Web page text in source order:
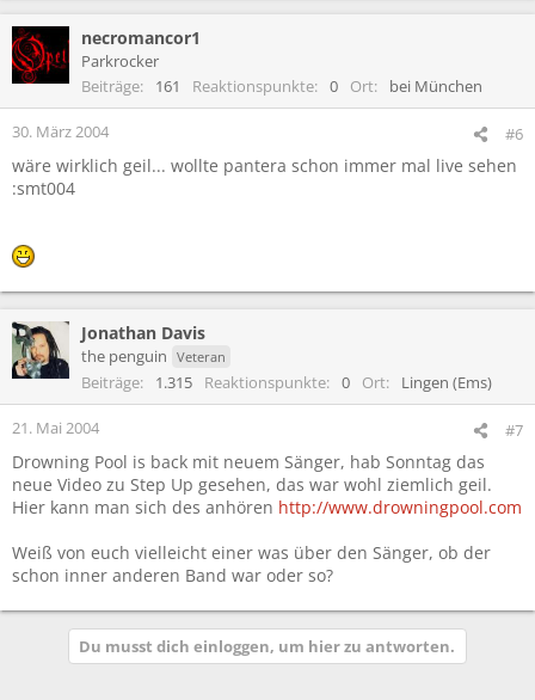
necromancor1
Parkrocker
Beiträge
161 Reaktionspunkte 0 Ort bei München
30. März 2004 #6
wäre wirklich geil... wollte pantera schon immer mal live sehen
:smt004
Jonathan Davis
the penguin Veteran
Beiträge 1.315 Reaktionspunkte 0 Ort Lingen (Ems)
21. Mai 2004 #7
Drowning Pool is back mit neuem Sänger, hab Sonntag das
neue Video zu Step Up gesehen, das war wohl ziemlich geil.
Hier kann man sich des anhören http://www.drowningpool.com
Weiß von euch vielleicht einer was über den Sänger, ob der
schon inner anderen Band war oder so?
Du musst dich einloggen, um hier zu antworten.